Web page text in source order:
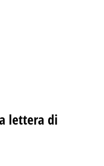
lettera di